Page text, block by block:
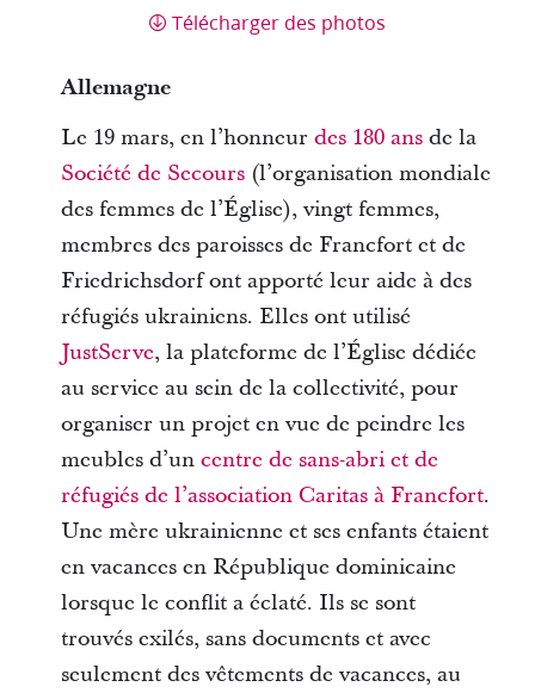
Télécharger des photos
Allemagne
Le 19 mars, en l’honneur des 180 ansde la
Société de Secours(l’organisation mondiale
des femmes de l’Église), vingt femmes,
membres des paroisses de Francfort et de
Friedrichsdorf ont apporté leur aide à des
réfugiés ukrainiens. Elles ont utilisé
JustServe, la plateforme de l’Église dédiée
au service au sein de la collectivité, pour
organiser un projet en vue de peindre les
meubles d’un centre de sans-abri et de
réfugiés de l’association Caritas à Francfort.
Une mère ukrainienne et ses enfants étaient
en vacances en République dominicaine
lorsque le conflit a éclaté. Ils se sont
trouvés exilés, sans documents et avec
seulement des vêtements de vacances, au